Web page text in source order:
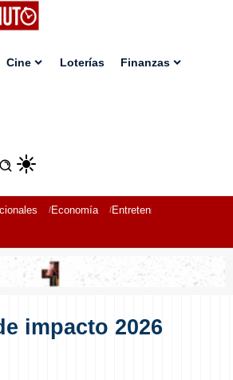
Cine Loterías Finanzas
Economía Entretenimiento
impacto 2026